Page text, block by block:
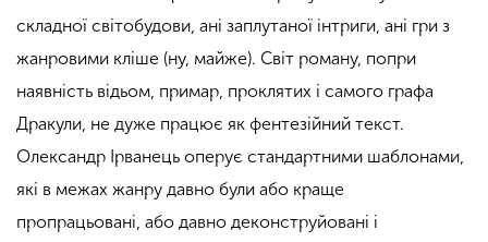
складної світобудови, ані заплутаної інтриги, ані гри з
жанровими кліше (ну, майже). Світ роману, попри
наявність відьом, примар, проклятих і самого графа
Дракули, не дуже працює як фентезійний текст.
Олександр Ірванець оперує стандартними шаблонами,
які в межах жанру давно були або краще
пропрацьовані, або давно деконструйовані і